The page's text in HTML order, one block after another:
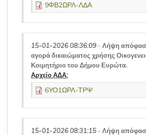
9ΦΒ2ΩΡΛ-ΛΔΑ
15-01-2026 08:36:09 - Λήψη
αγορά δικαιώματος χρήσης
Κοιμητήριο του Δήμου Ευρώτα.
Αρχείο ΑΔΑ:
6ΥΟ1ΩΡΛ-ΤΡΨ
15-01-2026 08:31:15 - Λήψη